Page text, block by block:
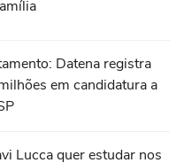
Datena registra
em candidatura a
Lucca quer estudar nos